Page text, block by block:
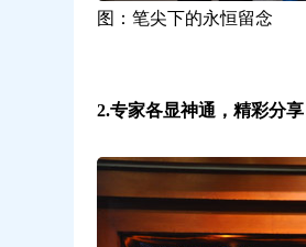
图：笔尖下的永恒留念
2.专家各显神通，精彩分享